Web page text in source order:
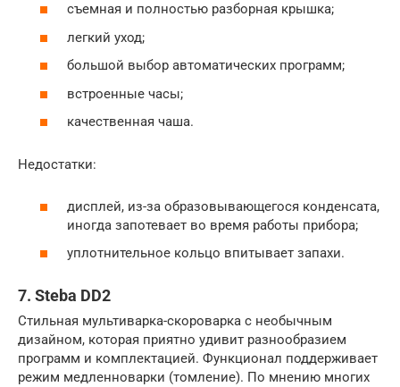
съемная и полностью разборная крышка;
легкий уход;
большой выбор автоматических программ;
встроенные часы;
качественная чаша.
Недостатки:
дисплей, из-за образовывающегося конденсата,
иногда запотевает во время работы прибора;
уплотнительное кольцо впитывает запахи.
7. Steba DD2
Стильная мультиварка-скороварка с необычным
дизайном, которая приятно удивит разнообразием
программ и комплектацией. Функционал поддерживает
режим медленноварки (томление). По мнению многих